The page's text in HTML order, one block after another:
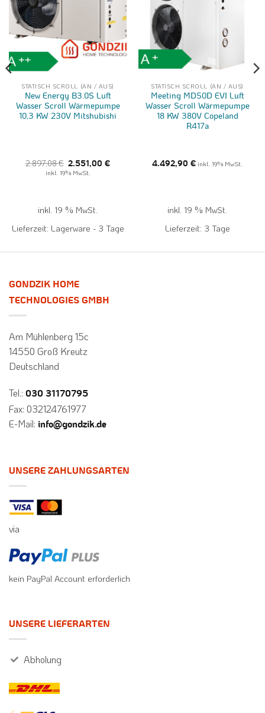
STATISCH SCROLL (AN / AUS)
New Energy B3.0S Luft
Wasser Scroll Wärmepumpe
10,3 KW 230V Mitshubishi
2.897,08€ Ursprünglicher
Preis
war:
2.551,00€Aktueller
inkl. 19% MwSt.
inkl. 19 % MwSt.
Lieferzeit: Lagerware - 3 Tage
STATISCH SCROLL (AN / AUS)
Meeting MD50D EVI Luft
Wasser Scroll Wärmepumpe
18 KW 380V Copeland
R417a
4.492,90 € inkl. 19% MwSt.
inkl. 19 % MwSt.
Lieferzeit: 3 Tage
GONDZIK HOME
TECHNOLOGIES GMBH
Am Mühlenberg 15c
14550 Groß Kreutz
Deutschland
Tel.: 030 31170795
Fax: 032124761977
E-Mail: info@gondzik.de
UNSERE ZAHLUNGSARTEN
via
kein PayPal Account erforderlich
UNSERE LIEFERARTEN
Abholung